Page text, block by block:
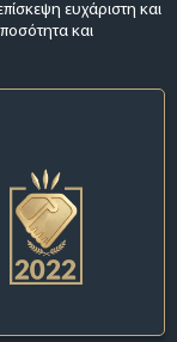
ευχάριστη και
και